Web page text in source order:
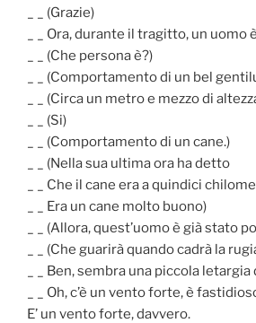
_ _ (Grazie)
_ _ Ora, durante il tragitto, un uomo
_ _ (Che persona è?)
_ _ (Comportamento di un bel
_ _ (Circa un metro e mezzo di
_ _ (Si)
_ _ (Comportamento di un cane.)
_ _ (Nella sua ultima ora ha detto
_ _ Che il cane era a quindici
_ _ Era un cane molto buono)
_ _ (Allora, quest’uomo è già stato
_ _ (Che guarirà quando cadrà la
_ _ Ben, sembra una piccola
_ _ Oh, c’è un vento forte, è
E’ un vento forte, davvero.